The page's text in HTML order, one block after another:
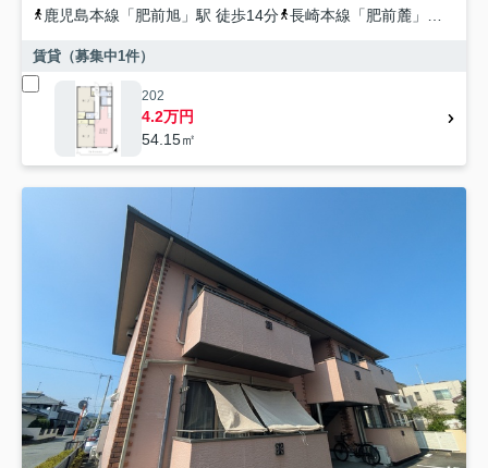
鹿児島本線 「 肥前旭 」駅 徒歩14分 長崎本線 「 肥前麓 」駅 徒歩30分
賃貸（募集中1件）
202
4.2万円
54.15㎡